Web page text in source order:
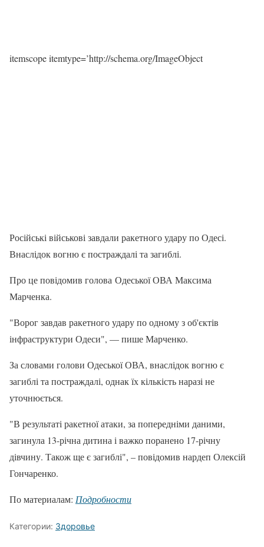
itemscope itemtype=’http://schema.org/ImageObject
Російські військові завдали ракетного удару по Одесі.
Внаслідок вогню є постраждалі та загиблі.
Про це повідомив голова Одеської ОВА Максима
Марченка.
"Ворог завдав ракетного удару по одному з об'єктів
інфраструктури Одеси", — пише Марченко.
За словами голови Одеської ОВА, внаслідок вогню є
загиблі та постраждалі, однак їх кількість наразі не
уточнюється.
"В результаті ракетної атаки, за попередніми даними,
загинула 13-річна дитина і важко поранено 17-річну
дівчину. Також ще є загиблі", – повідомив нардеп Олексій
Гончаренко.
По материалам: Подробности
Категории: Здоровье